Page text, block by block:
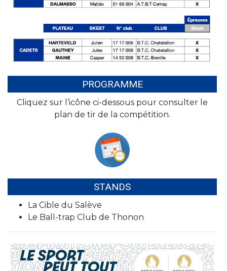
PROGRAMME
Cliquez sur l’icône ci-dessous pour consulter le
plan de tir de la compétition.
STANDS
La Cible du Salève
Le Ball-trap Club de Thonon